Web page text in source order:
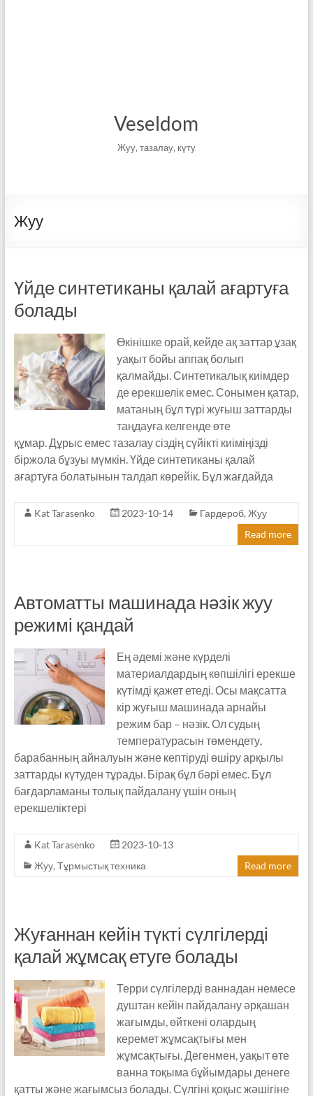
Veseldom
Жуу, тазалау, күту
Жуу
Үйде синтетиканы қалай ағартуға
болады
Өкінішке орай, кейде ақ заттар ұзақ
уақыт бойы аппақ болып
қалмайды. Синтетикалық киімдер
де ерекшелік емес. Сонымен қатар,
матаның бұл түрі жуғыш заттарды
таңдауға келгенде өте
құмар. Дұрыс емес тазалау сіздің сүйікті киіміңізді
біржола бұзуы мүмкін. Үйде синтетиканы қалай
ағартуға болатынын талдап көрейік. Бұл жағдайда
Kat Tarasenko 2023-10-14 Гардероб, Жуу
Read more
Автоматты машинада нәзік жуу
режимі қандай
Ең әдемі және күрделі
материалдардың көпшілігі ерекше
күтімді қажет етеді. Осы мақсатта
кір жуғыш машинада арнайы
режим бар – нәзік. Ол судың
температурасын төмендету,
барабанның айналуын және кептіруді өшіру арқылы
заттарды күтуден тұрады. Бірақ бұл бәрі емес. Бұл
бағдарламаны толық пайдалану үшін оның
ерекшеліктері
Kat Tarasenko
2023-10-13
Жуу, Тұрмыстық техника Read more
Жуғаннан кейін түкті сүлгілерді
қалай жұмсақ етуге болады
Терри сүлгілерді ваннадан немесе
душтан кейін пайдалану әрқашан
жағымды, өйткені олардың
керемет жұмсақтығы мен
жұмсақтығы. Дегенмен, уақыт өте
ванна тоқыма бұйымдары денеге
қатты және жағымсыз болады. Сүлгіні қоқыс жәшігіне